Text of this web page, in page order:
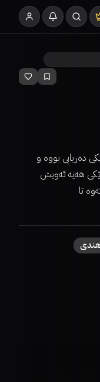
دەریایی بووە و
هەیە ئەویش
تا
هندی